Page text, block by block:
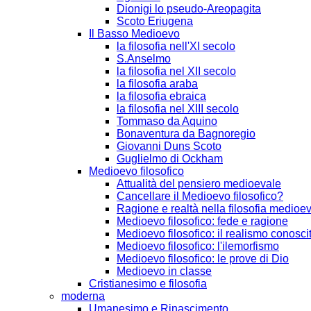
Dionigi lo pseudo-Areopagita
Scoto Eriugena
Il Basso Medioevo
la filosofia nell'XI secolo
S.Anselmo
la filosofia nel XII secolo
la filosofia araba
la filosofia ebraica
la filosofia nel XIII secolo
Tommaso da Aquino
Bonaventura da Bagnoregio
Giovanni Duns Scoto
Guglielmo di Ockham
Medioevo filosofico
Attualità del pensiero medioevale
Cancellare il Medioevo filosofico?
Ragione e realtà nella filosofia
Medioevo filosofico: fede e ragione
Medioevo filosofico: il realismo
Medioevo filosofico: l'ilemorfismo
Medioevo filosofico: le prove di Dio
Medioevo in classe
Cristianesimo e filosofia
moderna
Umanesimo e Rinascimento